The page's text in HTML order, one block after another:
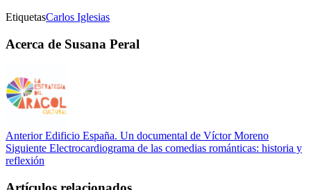
EtiquetasCarlos Iglesias
Acerca de Susana Peral
AnteriorEdificio España. Un documental de Víctor Moreno
Siguiente Electrocardiograma de las comedias románticas: historia y
reflexión